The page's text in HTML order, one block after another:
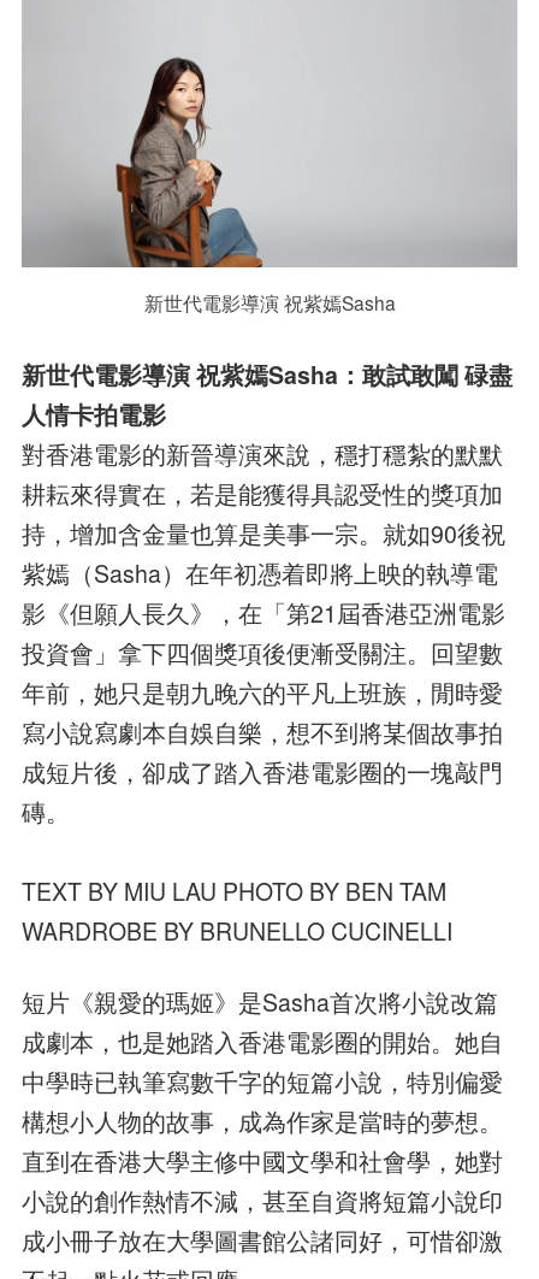
新世代電影導演 祝紫嫣Sasha
新世代電影導演 祝紫嫣Sasha：敢試敢闖 碌盡
人情卡拍電影
對香港電影的新晉導演來說，穩打穩紮的默默
耕耘來得實在，若是能獲得具認受性的獎項加
持，增加含金量也算是美事一宗。就如90後祝
紫嫣（Sasha）在年初憑着即將上映的執導電
影《但願人長久》，在「第21屆香港亞洲電影
投資會」拿下四個獎項後便漸受關注。回望數
年前，她只是朝九晚六的平凡上班族，閒時愛
寫小說寫劇本自娛自樂，想不到將某個故事拍
成短片後，卻成了踏入香港電影圈的一塊敲門
磚。
TEXT BY MIU LAU PHOTO BY BEN TAM
WARDROBE BY BRUNELLO CUCINELLI
短片《親愛的瑪姬》是Sasha首次將小說改篇
成劇本，也是她踏入香港電影圈的開始。她自
中學時已執筆寫數千字的短篇小說，特別偏愛
構想小人物的故事，成為作家是當時的夢想。
直到在香港大學主修中國文學和社會學，她對
小說的創作熱情不減，甚至自資將短篇小說印
成小冊子放在大學圖書館公諸同好，可惜卻激